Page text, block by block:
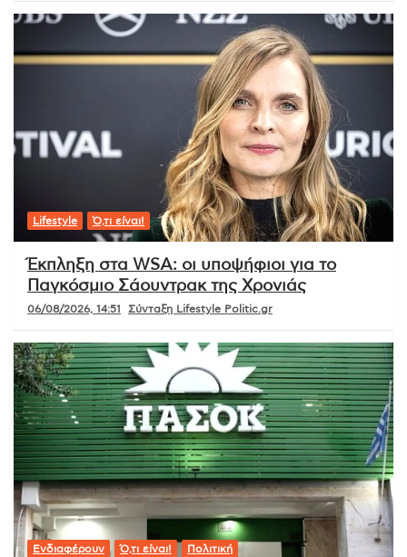
Lifestyle Ό,τι είναι!
Έκπληξη στα WSA: οι υποψήφιοι για το
Παγκόσμιο Σάουντρακ της Χρονιάς
06/08/2026, 14:51 Σύνταξη Lifestyle Politic.gr
Ενδιαφέρουν Ό,τι είναι! Πολιτική